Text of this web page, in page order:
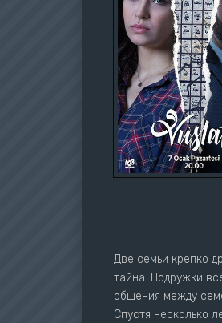
Две семьи крепко
тайна. Подружки
общения между
Спустя несколько